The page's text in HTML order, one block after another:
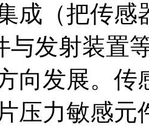
成（把传感
与发射装置
向发展。传
压力敏感元